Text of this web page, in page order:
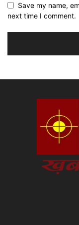
Save my name,
next time I comment.